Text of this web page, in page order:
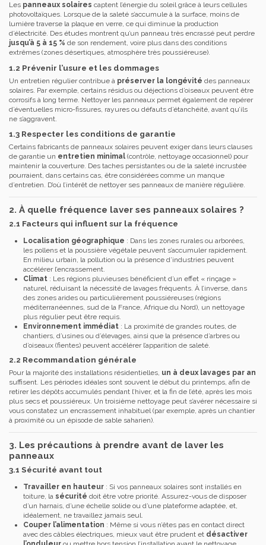
Les panneaux solaires captent l’énergie du soleil grâce à leurs cellules
photovoltaïques. Lorsque de la saleté s’accumule à la surface, moins de
lumière traverse la plaque en verre, ce qui diminue la production
d’électricité. Des études montrent qu’un panneau très encrassé peut perdre
jusqu’à 5 à 15 % de son rendement, voire plus dans des conditions
extrêmes (zones désertiques, atmosphère très poussiéreuse).
1.2 Prévenir l’usure et les dommages
Un entretien régulier contribue à préserver la longévité des panneaux
solaires. Par exemple, certains résidus ou déjections d’oiseaux peuvent être
corrosifs à long terme. Nettoyer les panneaux permet également de repérer
d’éventuelles micro-fissures, rayures ou défauts d’étanchéité, avant qu’ils
ne s’aggravent.
1.3 Respecter les conditions de garantie
Certains fabricants de panneaux solaires peuvent exiger dans leurs clauses
de garantie un entretien minimal (contrôle, nettoyage occasionnel) pour
maintenir la couverture. Des taches persistantes ou de la saleté incrustée
pourraient, dans certains cas, être considérées comme un manque
d’entretien. D’où l’intérêt de nettoyer ses panneaux de manière régulière.
2. À quelle fréquence laver ses panneaux solaires ?
2.1 Facteurs qui influent sur la fréquence
Localisation géographique : Dans les zones rurales ou arborées,
les pollens et la poussière végétale peuvent s’accumuler rapidement.
En milieu urbain, la pollution ou la présence d’industries peuvent
accélérer l’encrassement.
Climat : Les régions pluvieuses bénéficient d’un effet « rinçage »
naturel, réduisant la nécessité de lavages fréquents. À l’inverse, dans
des zones arides ou particulièrement poussiéreuses (régions
méditerranéennes, sud de la France, Afrique du Nord), un nettoyage
plus régulier peut être requis.
Environnement immédiat : La proximité de grandes routes, de
chantiers, d’usines ou d’élevages, ainsi que la présence d’arbres ou
d’oiseaux (fientes) peuvent accélérer l’apparition de saleté.
2.2 Recommandation générale
Pour la majorité des installations résidentielles, un à deux lavages par an
suffisent. Les périodes idéales sont souvent le début du printemps, afin de
retirer les dépôts accumulés pendant l’hiver, et la fin de l’été, après les mois
plus secs et poussiéreux. Un troisième nettoyage peut s’avérer nécessaire si
vous constatez un encrassement inhabituel (par exemple, après un chantier
à proximité ou un épisode de sable saharien).
3. Les précautions à prendre avant de laver les
panneaux
3.1 Sécurité avant tout
Travailler en hauteur : Si vos panneaux solaires sont installés en
toiture, la sécurité doit être votre priorité. Assurez-vous de disposer
d’un harnais, d’une échelle solide ou d’une plateforme adaptée, et,
idéalement, ne travaillez jamais seul.
Couper l’alimentation : Même si vous n’êtes pas en contact direct
avec des câbles électriques, mieux vaut être prudent et désactiver